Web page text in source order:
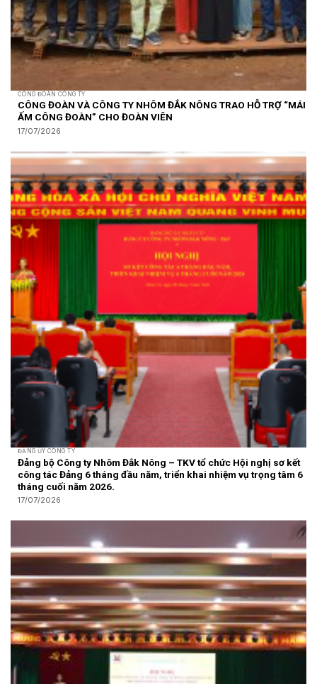
CÔNG ĐOÀN CÔNG TY
CÔNG ĐOÀN VÀ CÔNG TY NHÔM ĐẮK NÔNG TRAO HỖ TRỢ “MÁI
ẤM CÔNG ĐOÀN” CHO ĐOÀN VIÊN
17/07/2026
ĐẢNG ỦY CÔNG TY
Đảng bộ Công ty Nhôm Đắk Nông – TKV tổ chức Hội nghị sơ kết
công tác Đảng 6 tháng đầu năm, triển khai nhiệm vụ trọng tâm 6
tháng cuối năm 2026.
17/07/2026